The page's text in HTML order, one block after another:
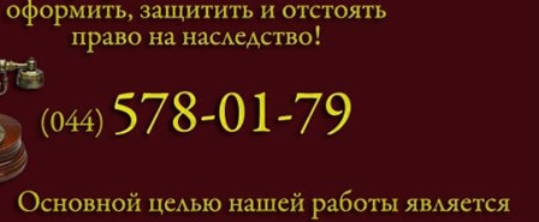
Наследование и Завещание
Оформление наследства
Оспаривание наследства
Адвокат наследственные дела